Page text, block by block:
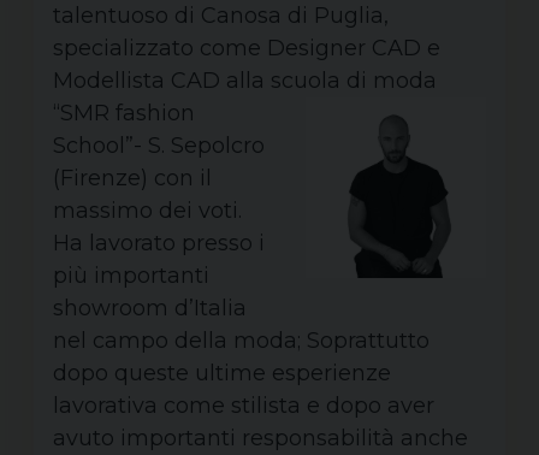
talentuoso di Canosa di Puglia,
specializzato come Designer CAD e
Modellista CAD alla scuola di moda
“SMR fashion
School”- S. Sepolcro
(Firenze) con il
massimo dei voti.
Ha lavorato presso i
più importanti
showroom d’Italia
nel campo della moda; Soprattutto
dopo queste ultime esperienze
lavorativa come stilista e dopo aver
avuto importanti responsabilità anche